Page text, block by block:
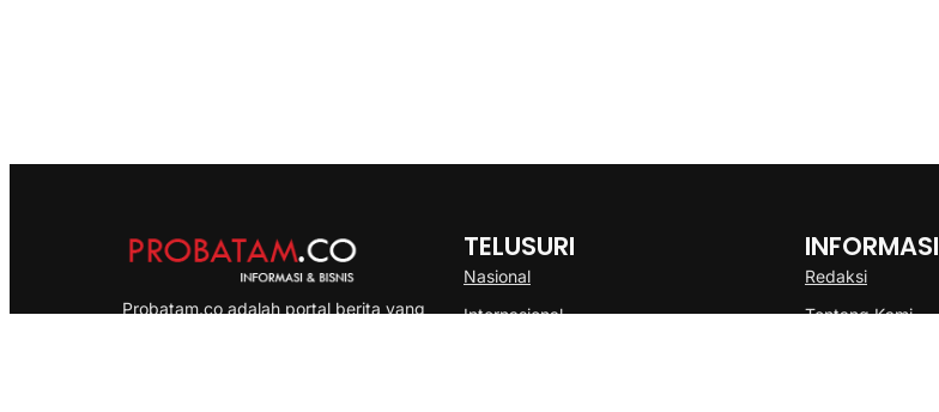
Probatam.co adalah portal berita yang
TELUSURI
Nasional
Internasional
INFORMASI
Redaksi
Tentang Kami